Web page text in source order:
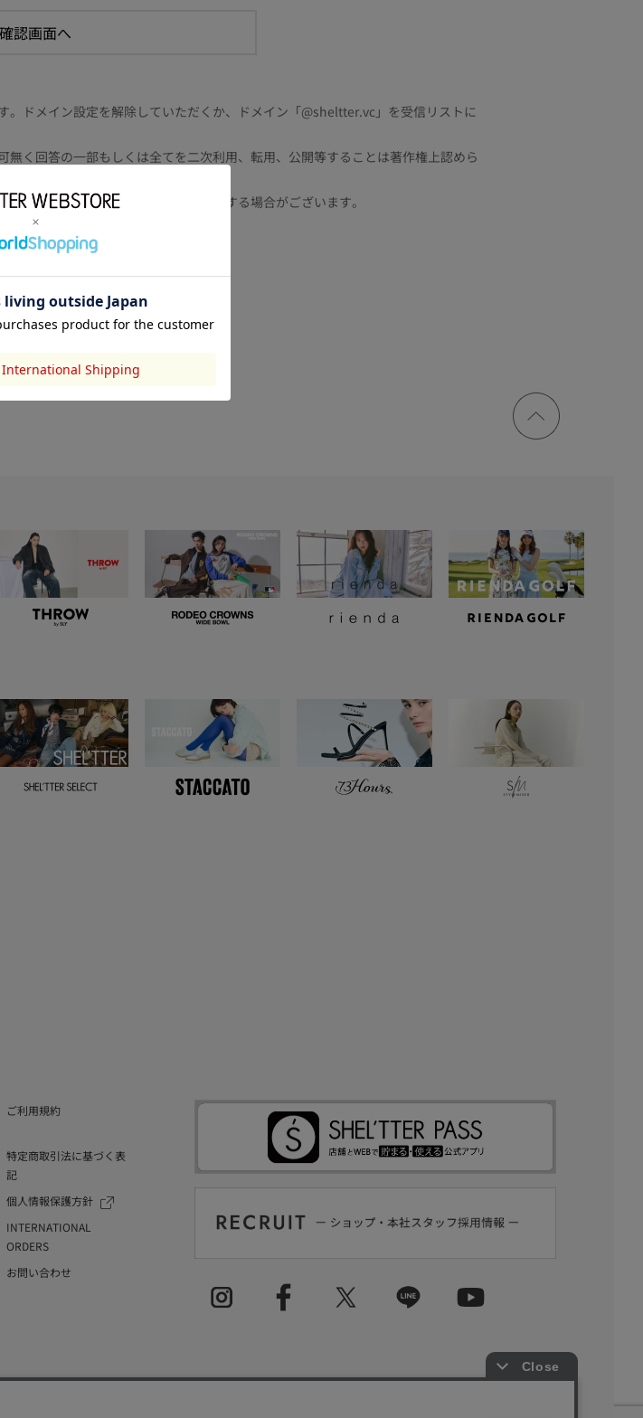
ドメイン設定を解除していただくか、ドメイン「@sheltter.vc」を受信リストに
く回答の一部もしくは全てを二次利用、転用、公開等することは著作権上認めら
ざいます。また内容により時間を要する場合がございます。
す。
ページ
トップ
ご利用規約
特定商取引法に基づく表
記
個人情報保護方針
INTERNATIONAL
ORDERS
お問い合わせ